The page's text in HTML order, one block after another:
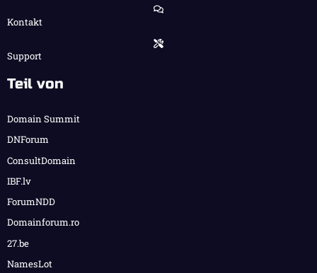
Kontakt
Support
Teil von
Domain Summit
DNForum
ConsultDomain
IBF.lv
ForumNDD
Domainforum.ro
27.be
NamesLot